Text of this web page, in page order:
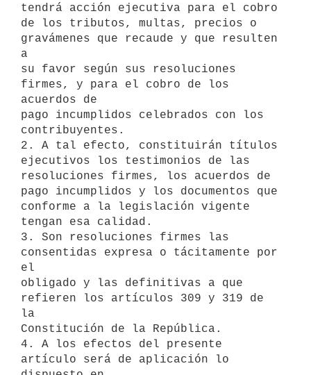
tendrá acción ejecutiva para el cobro
de los tributos, multas, precios o
gravámenes que recaude y que resulten
a
su favor según sus resoluciones
firmes, y para el cobro de los
acuerdos de
pago incumplidos celebrados con los
contribuyentes.
2. A tal efecto, constituirán títulos
ejecutivos los testimonios de las
resoluciones firmes, los acuerdos de
pago incumplidos y los documentos que
conforme a la legislación vigente
tengan esa calidad.
3. Son resoluciones firmes las
consentidas expresa o tácitamente por
el
obligado y las definitivas a que
refieren los artículos 309 y 319 de
la
Constitución de la República.
4. A los efectos del presente
artículo será de aplicación lo